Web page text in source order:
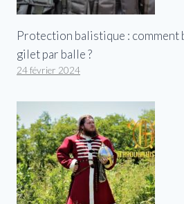
Protection balistique :
gilet par balle ?
24 février 2024